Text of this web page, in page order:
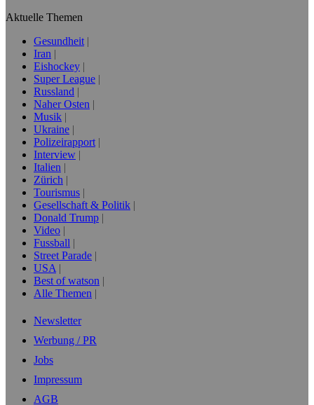
Aktuelle Themen
Gesundheit
Iran
Eishockey
Super League
Russland
Naher Osten
Musik
Ukraine
Polizeirapport
Interview
Italien
Zürich
Tourismus
Gesellschaft & Politik
Donald Trump
Video
Fussball
Street Parade
USA
Best of watson
Alle Themen
Newsletter
Werbung / PR
Jobs
Impressum
AGB